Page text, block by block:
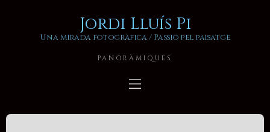
Jordi Lluís Pi
Una mirada fotogràfica / Passió pel paisatge
PANORÀMIQUES